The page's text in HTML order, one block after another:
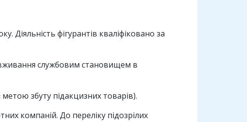
фігурантів кваліфіковано за
службовим становищем в
збуту підакцизних товарів).
компаній. До переліку підозрілих